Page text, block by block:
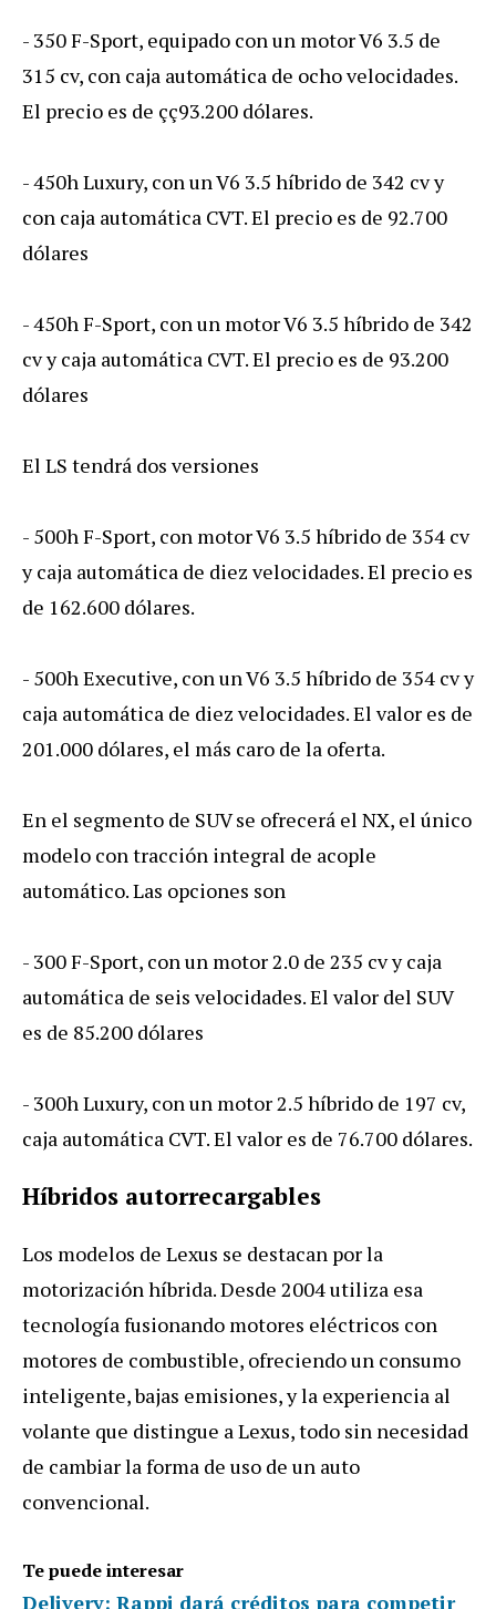
- 350 F-Sport, equipado con un motor V6 3.5 de
315 cv, con caja automática de ocho velocidades.
El precio es de çç93.200 dólares.
- 450h Luxury, con un V6 3.5 híbrido de 342 cv y
con caja automática CVT. El precio es de 92.700
dólares
- 450h F-Sport, con un motor V6 3.5 híbrido de 342
cv y caja automática CVT. El precio es de 93.200
dólares
El LS tendrá dos versiones
- 500h F-Sport, con motor V6 3.5 híbrido de 354 cv
y caja automática de diez velocidades. El precio es
de 162.600 dólares.
- 500h Executive, con un V6 3.5 híbrido de 354 cv y
caja automática de diez velocidades. El valor es de
201.000 dólares, el más caro de la oferta.
En el segmento de SUV se ofrecerá el NX, el único
modelo con tracción integral de acople
automático. Las opciones son
- 300 F-Sport, con un motor 2.0 de 235 cv y caja
automática de seis velocidades. El valor del SUV
es de 85.200 dólares
- 300h Luxury, con un motor 2.5 híbrido de 197 cv,
caja automática CVT. El valor es de 76.700 dólares.
Híbridos autorrecargables
Los modelos de Lexus se destacan por la
motorización híbrida. Desde 2004 utiliza esa
tecnología fusionando motores eléctricos con
motores de combustible, ofreciendo un consumo
inteligente, bajas emisiones, y la experiencia al
volante que distingue a Lexus, todo sin necesidad
de cambiar la forma de uso de un auto
convencional.
Te puede interesar
Delivery: Rappi dará créditos para competir